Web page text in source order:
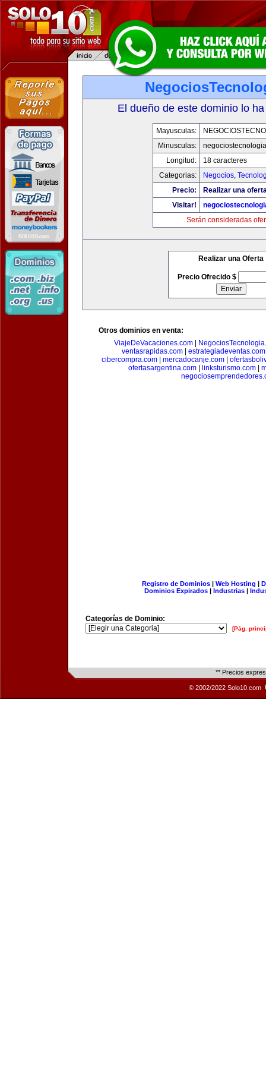
El dueño de este dominio lo
Mayusculas:
Minusculas:
Longitud:
18 caracteres
Categorias:
Negocios,
Precio:
Realizar una
Visitar!
Serán consideradas
Realizar una Oferta
Precio Ofrecido $
Otros dominios en venta:
ViajeDeVacaciones.com
ventasrapidas.com
estrategiadeventas.com
cibercompra.com| mercadocanje.com|
ofertasargentina.com| linksturismo.com|
Registro de Dominios| Web Hosting |
Dominios Expirados | Industrias |
Categorías de Dominio:
[Pág.
** Precios
© 2002/2022 Solo10.com